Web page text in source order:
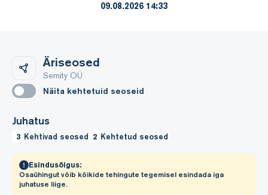
09.08.2026 14:33
Äriseosed
Semity OÜ
Näita kehtetuid seoseid
Juhatus
3 Kehtivad seosed 2 Kehtetud seosed
Esindusõigus:
Osaühingut võib kõikide tehingute tegemisel esindada iga
juhatuse liige.